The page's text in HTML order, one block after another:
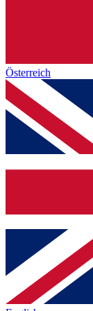
Österreich